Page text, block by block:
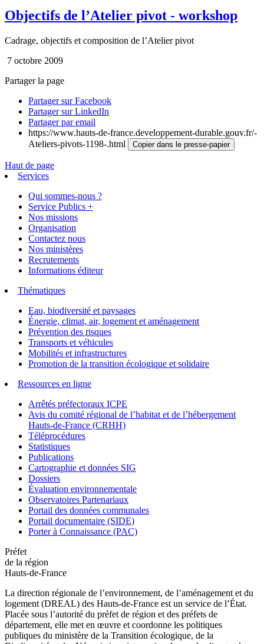
Objectifs de l’Atelier pivot - workshop
Cadrage, objectifs et composition de l’Atelier pivot
7 octobre 2009
Partager la page
Partager sur Facebook
Partager sur LinkedIn
Partager par email
https://www.hauts-de-france.developpement-durable.gouv.fr/-
Ateliers-pivots-1198-.html
Copier dans le presse-papier
Haut de page
Services
Qui sommes-nous ?
Service Publics +
Nos missions
Organisation
Contactez nous
Nos ministères
Recrutements
Informations éditeur
Thématiques
Eau, biodiversité et paysages
Énergie, climat, air, logement et aménagement
Prévention des risques
Transports et véhicules
Mobilités et infrastructures
Promotion de la transition écologique et solidaire
Ressources en ligne
Arrêtés préfectoraux ICPE
Avis du comité régional de l’habitat et de l’hébergement
Hauts-de-France (CRHH)
Téléprocédures
Statistiques
Publications
Cartographie et données SIG
Dossiers
Évaluation environnementale
Observatoires Partenariaux
Portail des données communales
Portail documentaire (SIDE)
Porter à Connaissance (PAC)
Préfet
de la région
Hauts-de-France
La direction régionale de l’environnement, de l’aménagement et du
logement (DREAL) des Hauts-de-France est un service de l’État.
Placée sous l’autorité du préfet de région et des préfets de
département, elle met en œuvre et coordonne les politiques
publiques du ministère de la Transition écologique, de la